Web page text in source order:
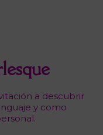
a descubrir
y como